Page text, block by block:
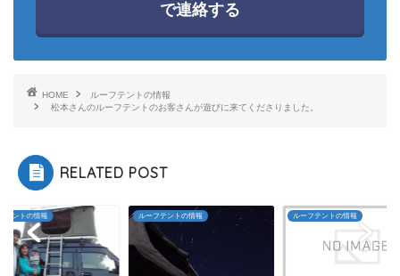
で連絡する
HOME
ルーフテントの情報
松本さんのルーフテントのお客さんが遊びに来てくださりました。
RELATED POST
テントの情報 ルーフテントの情報 ルーフテントの情報